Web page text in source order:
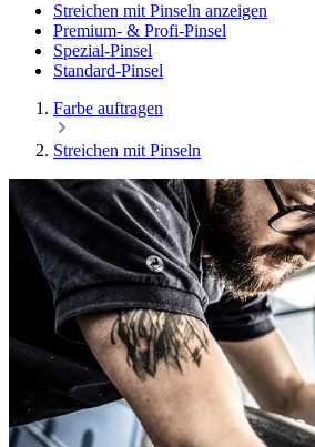
Streichen mit Pinseln anzeigen
Premium- & Profi-Pinsel
Spezial-Pinsel
Standard-Pinsel
Farbe auftragen
Streichen mit Pinseln